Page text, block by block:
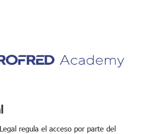
regula el acceso por parte del